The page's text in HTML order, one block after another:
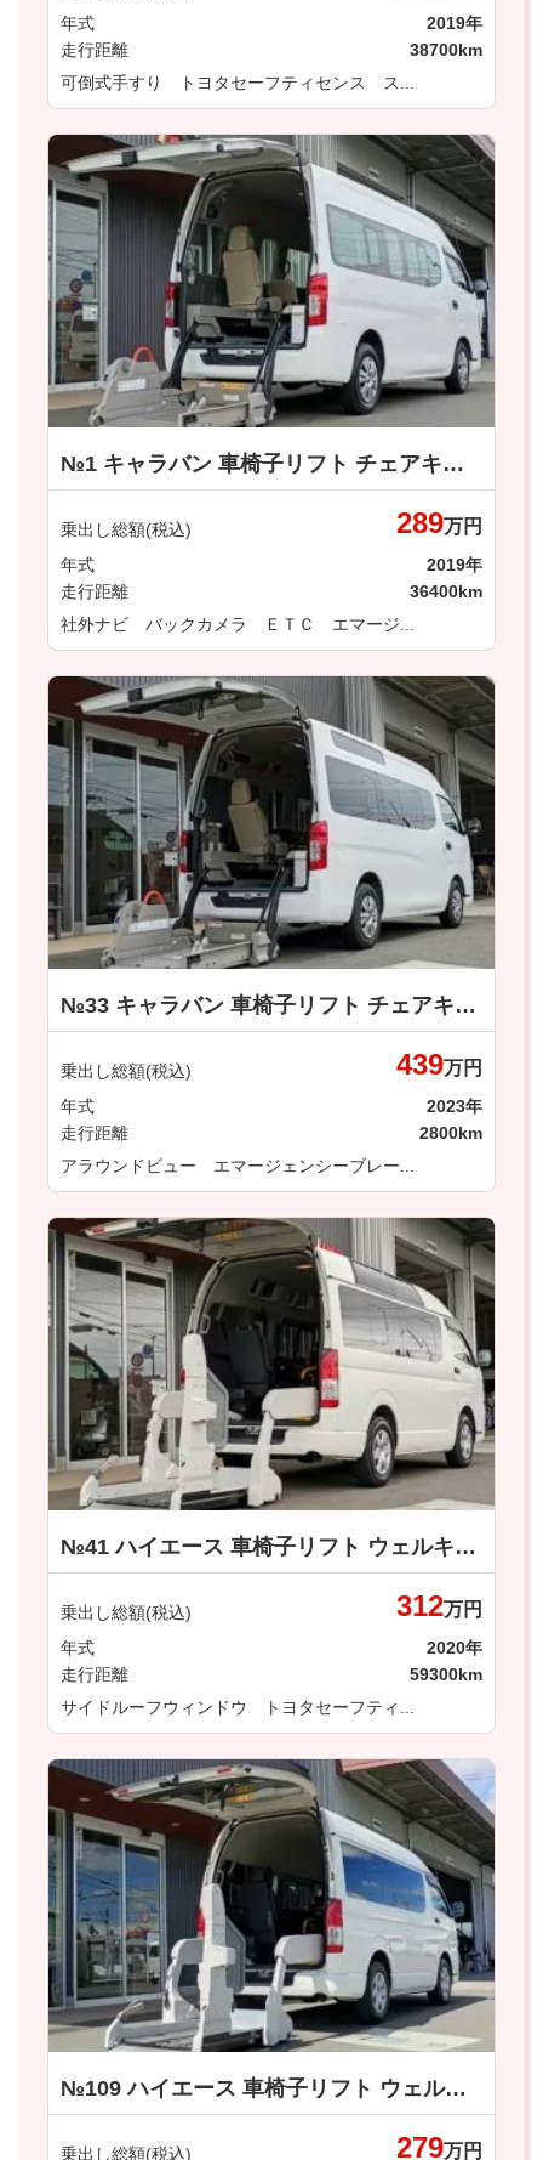
年式
2019年
走行距離
38700km
可倒式手すり トヨタセーフティセンス ス...
№1 キャラバン 車椅子リフト チェアキャブＭタイプ車いす２名仕様 日産
乗出し総額(税込) 289万円
年式
2019年
走行距離
36400km
社外ナビ バックカメラ ＥＴＣ エマージ...
№33 キャラバン 車椅子リフト チェアキャブ 車いす1名＋1名仕様 日産
乗出し総額(税込) 439万円
年式
2023年
走行距離
2800km
アラウンドビュー エマージェンシーブレー...
№41 ハイエース 車椅子リフト ウェルキャブ車 車いす仕様車 Ｂタイプ トヨタ
乗出し総額(税込) 312万円
年式
2020年
走行距離
59300km
サイドルーフウィンドウ トヨタセーフティ...
№109 ハイエース 車椅子リフト ウェルキャブ 車いす仕様車 Ｂタイプ トヨタ
乗出し総額(税込) 279万円